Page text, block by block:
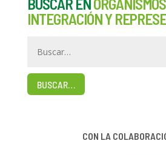
INTEGRACIÓN Y
BUSCAR…
CON LA